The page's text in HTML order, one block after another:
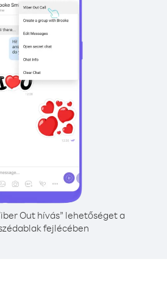
Out hívás” lehetőséget a
fejlécében